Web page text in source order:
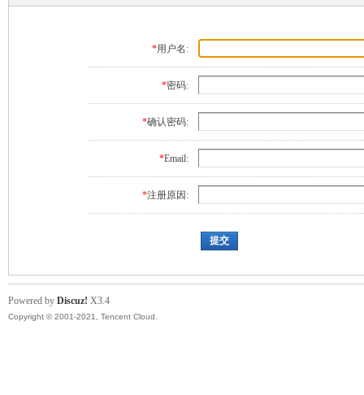
*用户名:
*密码:
*确认密码:
*Email:
*注册原因:
提交
Powered by Discuz! X3.4
Copyright © 2001-2021, Tencent Cloud.